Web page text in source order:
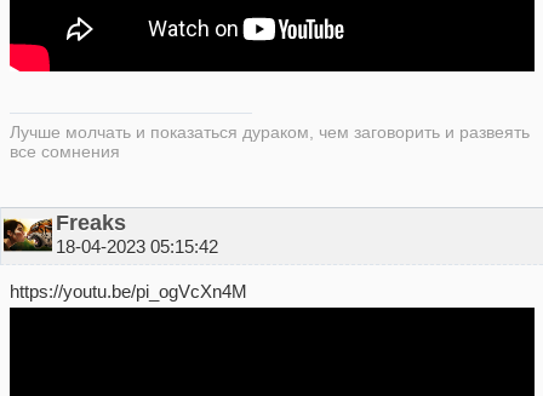
Лучше молчать и показаться дураком, чем заговорить и развеять
все сомнения
Freaks
18-04-2023 05:15:42
https://youtu.be/pi_ogVcXn4M